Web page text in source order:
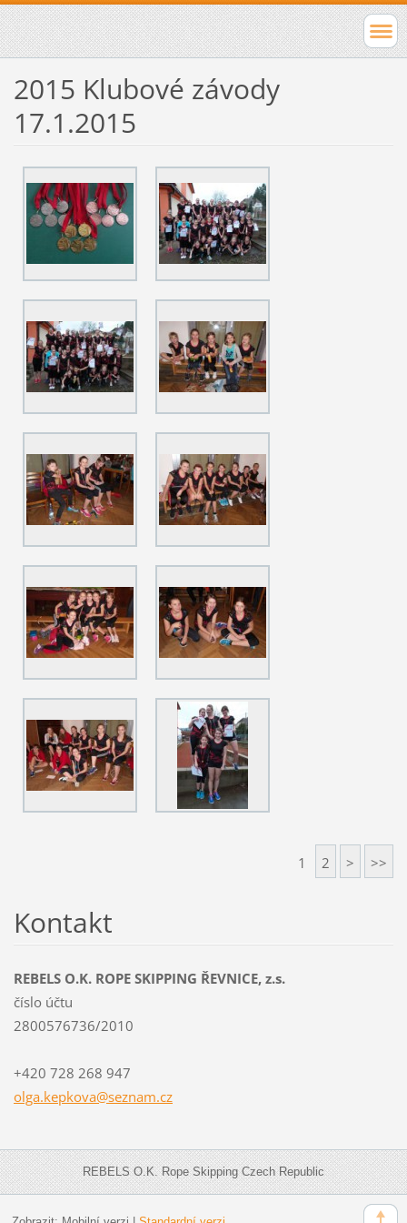
2015 Klubové závody
17.1.2015
1 2 > >>
Kontakt
REBELS O.K. ROPE SKIPPING ŘEVNICE, z.s.
číslo účtu
2800576736/2010
+420 728 268 947
olga.kepkova@seznam.cz
REBELS O.K. Rope Skipping Czech Republic